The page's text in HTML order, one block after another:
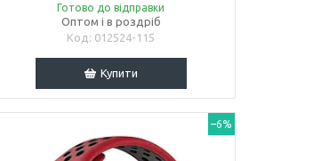
Готово до відправки
Оптом і в роздріб
012524-115
Купити
–6%